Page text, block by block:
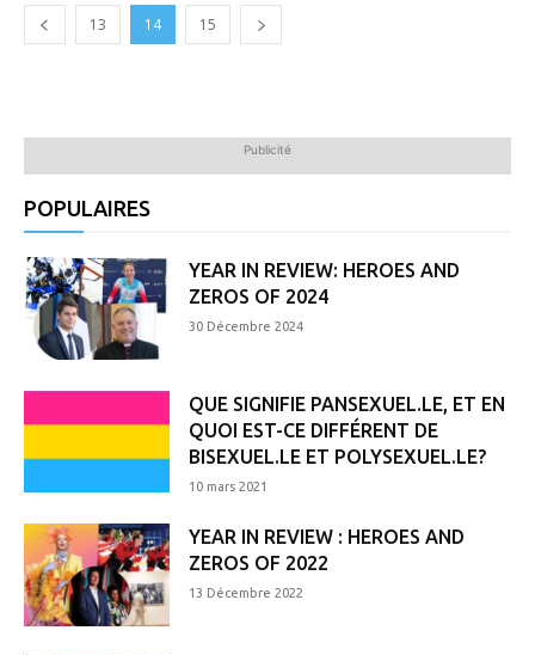
13 14 15
Publicité
POPULAIRES
YEAR IN REVIEW: HEROES AND
ZEROS OF 2024
30 Décembre 2024
QUE SIGNIFIE PANSEXUEL.LE, ET EN
QUOI EST-CE DIFFÉRENT DE
BISEXUEL.LE ET POLYSEXUEL.LE?
10 mars 2021
YEAR IN REVIEW : HEROES AND
ZEROS OF 2022
13 Décembre 2022